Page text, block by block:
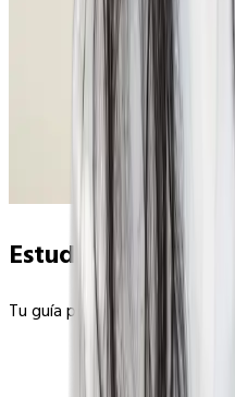
Estudiar matrona
Tu guía para estudiar matrona